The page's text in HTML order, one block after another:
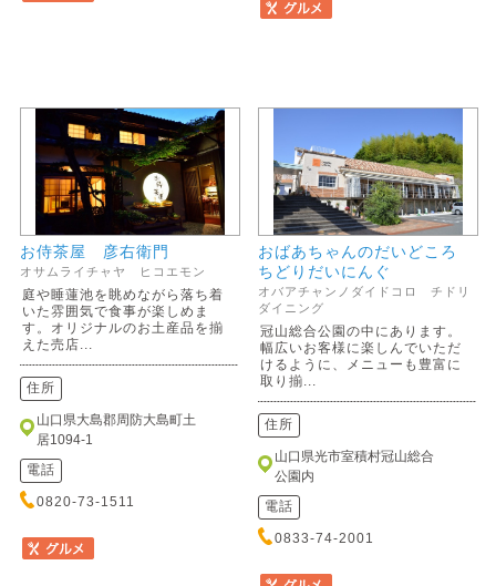
お侍茶屋 彦右衛門
オサムライチャヤ ヒコエモン
庭や睡蓮池を眺めながら落ち着
いた雰囲気で食事が楽しめま
す。オリジナルのお土産品を揃
えた売店...
住所
山口県大島郡周防大島町土
居1094-1
電話
0820-73-1511
おばあちゃんのだいどころ
ちどりだいにんぐ
オバアチャンノダイドコロ チドリ
ダイニング
冠山総合公園の中にあります。
幅広いお客様に楽しんでいただ
けるように、メニューも豊富に
取り揃...
住所
山口県光市室積村冠山総合
公園内
電話
0833-74-2001